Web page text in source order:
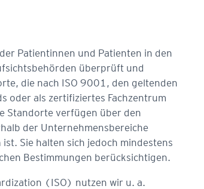
Patientinnen und Patienten in den
überprüft und
die nach ISO 9001, den geltenden
oder als zertifiziertes Fachzentrum
Standorte verfügen über den
der Unternehmensbereiche
Sie halten sich jedoch mindestens
Bestimmungen berücksichtigen.
(ISO) nutzen wir u. a.